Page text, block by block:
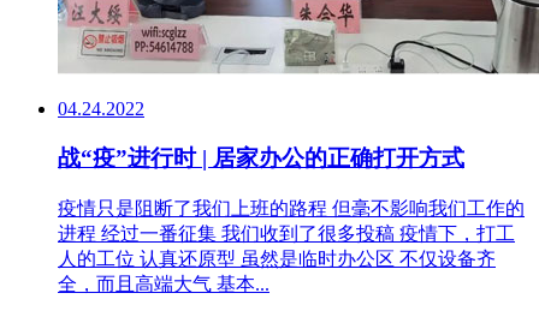
04.24.2022
战“疫”进行时 | 居家办公的正确打开方式
疫情只是阻断了我们上班的路程 但毫不影响我们工作的
进程 经过一番征集 我们收到了很多投稿 疫情下，打工
人的工位 认真还原型 虽然是临时办公区 不仅设备齐
全，而且高端大气 基本...